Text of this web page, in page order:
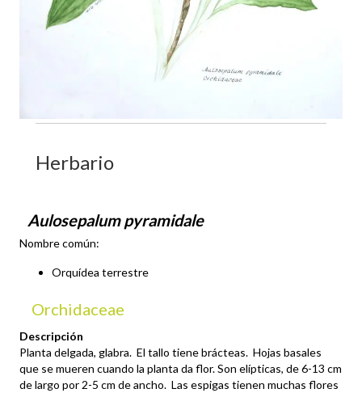
Herbario
Aulosepalum pyramidale
Nombre común:
Orquídea terrestre
Orchidaceae
Descripción
Planta delgada, glabra. El tallo tiene brácteas. Hojas basales
que se mueren cuando la planta da flor. Son elípticas, de 6-13 cm
de largo por 2-5 cm de ancho. Las espigas tienen muchas flores